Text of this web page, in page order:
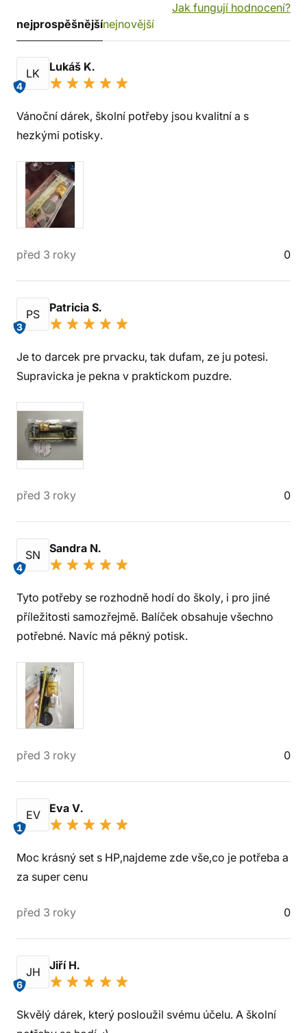
Jak fungují hodnocení?
nejprospěšnějšínejnovější
LK
4
Lukáš K.
Vánoční dárek, školní potřeby jsou kvalitní a s
hezkými potisky.
před 3 roky 0
PS
3
Patricia S.
Je to darcek pre prvacku, tak dufam, ze ju potesi.
Supravicka je pekna v praktickom puzdre.
před 3 roky 0
SN
4
Sandra N.
Tyto potřeby se rozhodně hodí do školy, i pro jiné
příležitosti samozřejmě. Balíček obsahuje všechno
potřebné. Navíc má pěkný potisk.
před 3 roky 0
EV
1
Eva V.
Moc krásný set s HP,najdeme zde vše,co je potřeba a
za super cenu
před 3 roky 0
JH
6
Jiří H.
Skvělý dárek, který posloužil svému účelu. A školní